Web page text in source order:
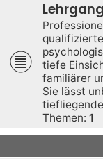
tiefe
familiärer
Sie lässt
Themen: 1